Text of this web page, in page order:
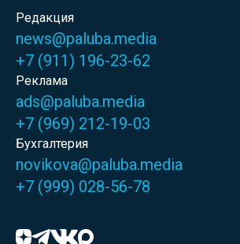
Редакция
news@paluba.media
+7 (911) 196-23-62
Реклама
ads@paluba.media
+7 (969) 212-19-03
Бухгалтерия
novikova@paluba.media
+7 (999) 028-56-78